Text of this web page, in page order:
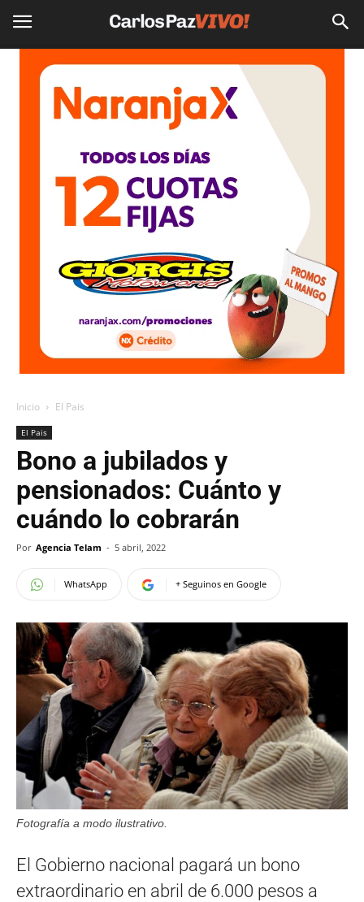
Inicio El Pais
El Pais
Bono a jubilados y
pensionados: Cuánto y
cuándo lo cobrarán
Por Agencia Telam - 5 abril, 2022
WhatsApp + Seguinos en Google
Fotografía a modo ilustrativo.
El Gobierno nacional pagará un bono
extraordinario en abril de 6.000 pesos a